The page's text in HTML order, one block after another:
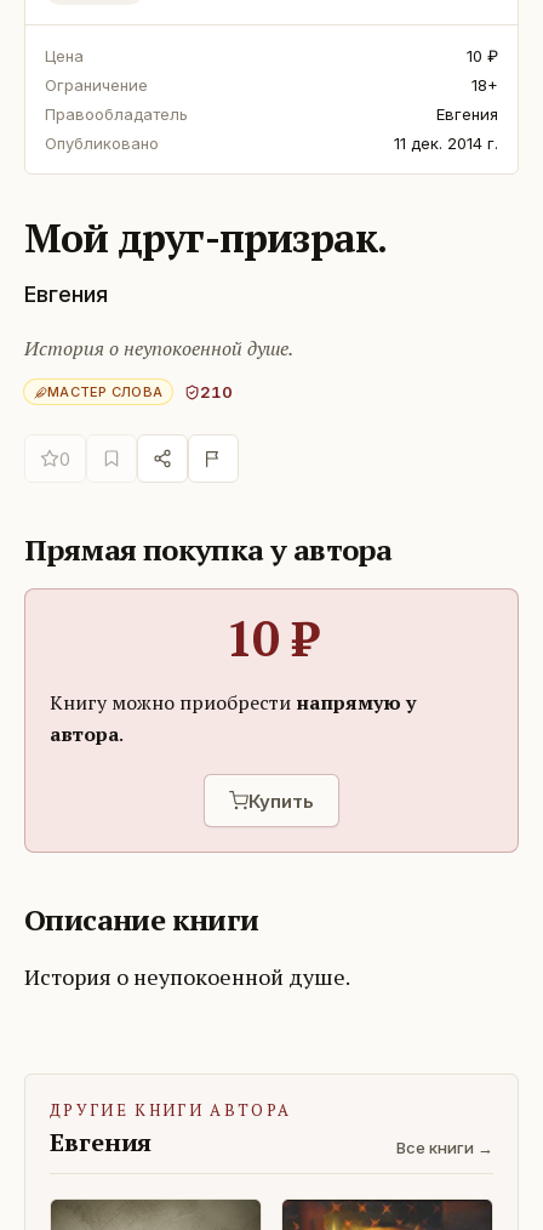
Цена
10 ₽
Ограничение
18+
Правообладатель
Евгения
Опубликовано
11 дек. 2014 г.
Мой друг-призрак.
Евгения
История о неупокоенной душе.
МАСТЕР СЛОВА 210
0
Прямая покупка у автора
10₽
Книгу можно приобрести напрямую у
автора.
Купить
Описание книги
История о неупокоенной душе.
ДРУГИЕ КНИГИ АВТОРА
Евгения Все книги →